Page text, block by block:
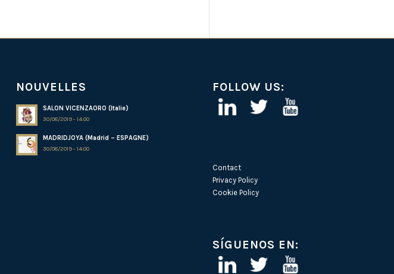
NOUVELLES
SALON VICENZAORO (Italie)
30/08/2019 - 14:00
MADRIDJOYA (Madrid – ESPAGNE)
30/08/2019 - 14:00
FOLLOW US:
Contact
Privacy Policy
Cookie Policy
SÍGUENOS EN: